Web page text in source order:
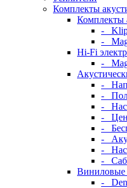
Комплекты
Комплекты
-
-
Hi-Fi
-
-
-
-
-
-
-
-
-
Виниловые
-